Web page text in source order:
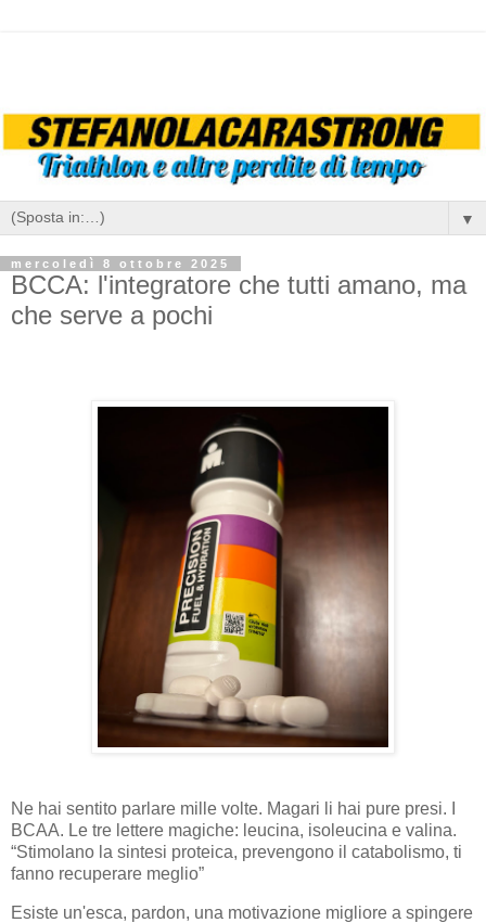
▼
mercoledì 8 ottobre 2025
BCCA: l'integratore che tutti amano, ma
che serve a pochi
Ne hai sentito parlare mille volte. Magari li hai pure presi. I
BCAA. Le tre lettere magiche: leucina, isoleucina e valina.
“Stimolano la sintesi proteica, prevengono il catabolismo, ti
fanno recuperare meglio”
Esiste un'esca, pardon, una motivazione migliore a spingere